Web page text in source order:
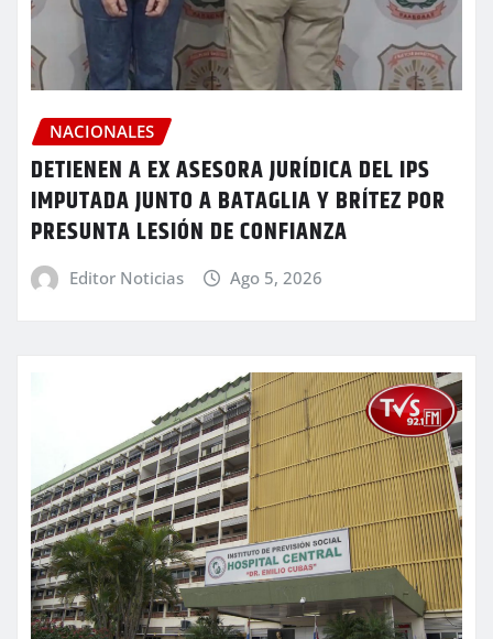
NACIONALES
DETIENEN A EX ASESORA JURÍDICA DEL IPS
IMPUTADA JUNTO A BATAGLIA Y BRÍTEZ POR
PRESUNTA LESIÓN DE CONFIANZA
Editor Noticias Ago 5, 2026